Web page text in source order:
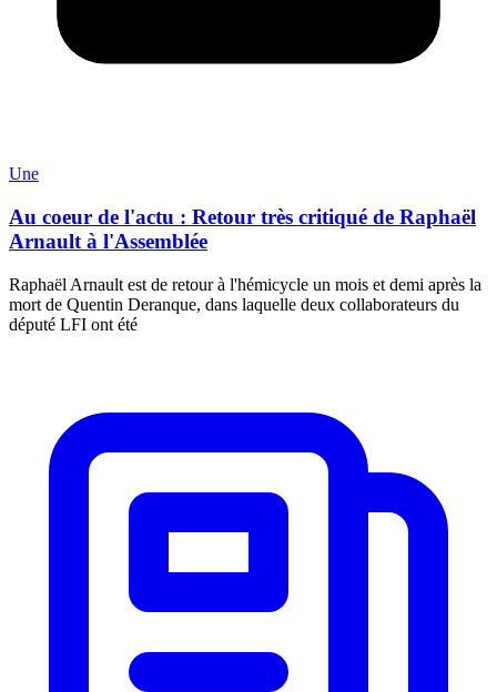
Une
Au coeur de l'actu : Retour très critiqué de Raphaël
Arnault à l'Assemblée
Raphaël Arnault est de retour à l'hémicycle un mois et demi après la
mort de Quentin Deranque, dans laquelle deux collaborateurs du
député LFI ont été